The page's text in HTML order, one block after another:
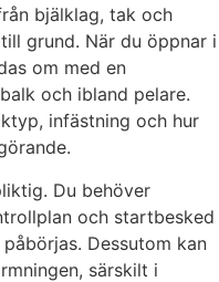
bjälklag, tak och
grund. När du öppnar i
om med en
och ibland pelare.
infästning och hur
Du behöver
och startbesked
Dessutom kan
särskilt i